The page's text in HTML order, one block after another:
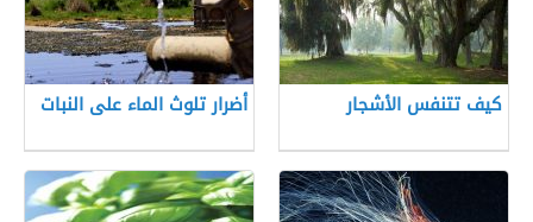
كيف تتنفس الأشجار أضرار تلوث الماء على النبات